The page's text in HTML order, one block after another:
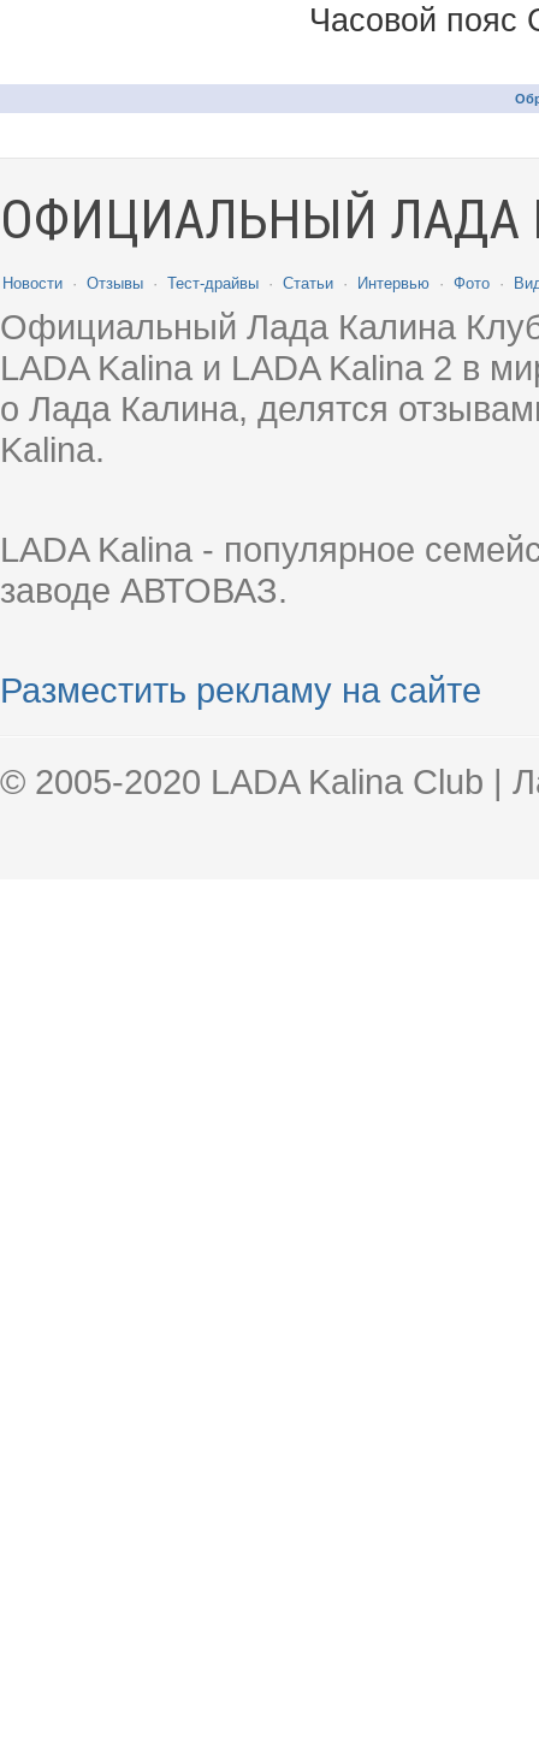
Часовой пояс
ОФИЦИАЛЬНЫЙ ЛАДА
Новости · Отзывы · Тест-драйвы · Статьи · Интервью · Фото ·
Официальный Лада Калина
LADA Kalina и LADA Kalina 2 в
о Лада Калина, делятся
Kalina.
LADA Kalina - популярное
заводе АВТОВАЗ.
Разместить рекламу на сайте
© 2005-2020 LADA Kalina Club |